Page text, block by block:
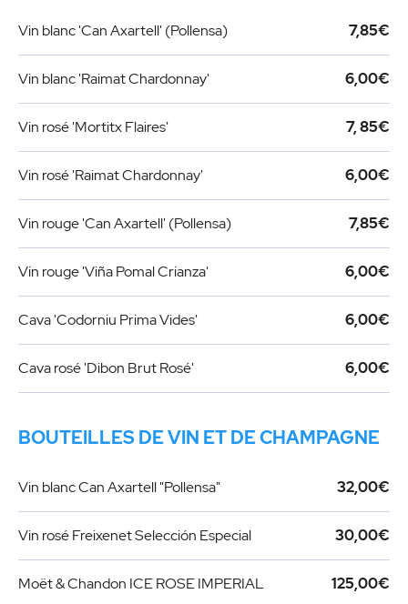
Vin blanc 'Can Axartell' (Pollensa) 7,85€
Vin blanc 'Raimat Chardonnay' 6,00€
Vin rosé 'Mortitx Flaires' 7, 85€
Vin rosé 'Raimat Chardonnay' 6,00€
Vin rouge 'Can Axartell' (Pollensa) 7,85€
Vin rouge 'Viña Pomal Crianza' 6,00€
Cava 'Codorniu Prima Vides' 6,00€
Cava rosé 'Dibon Brut Rosé' 6,00€
BOUTEILLES DE VIN ET DE CHAMPAGNE
Vin blanc Can Axartell "Pollensa" 32,00€
Vin rosé Freixenet Selección Especial 30,00€
Moët & Chandon ICE ROSE IMPERIAL 125,00€